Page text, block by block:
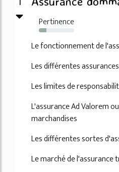
Pertinence
22%
Le fonctionnement de
Les différentes
Les limites de
L'assurance Ad Valorem
marchandises
Les différentes sortes
Le marché de